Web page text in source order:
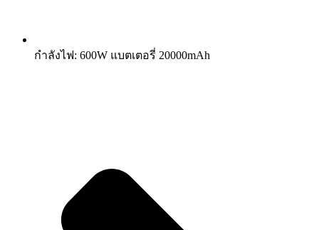
กำลังไฟ: 600W แบตเตอรี่ 20000mAh